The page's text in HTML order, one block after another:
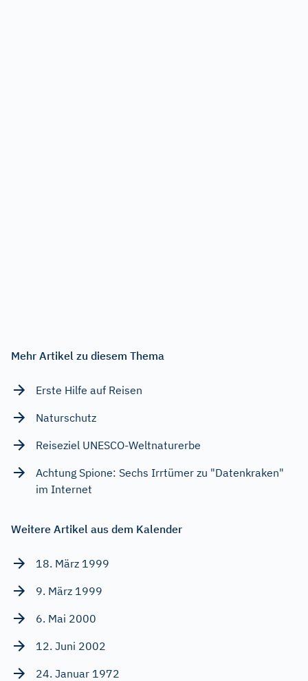
Mehr Artikel zu diesem Thema
Erste Hilfe auf Reisen
Naturschutz
Reiseziel UNESCO-Weltnaturerbe
Achtung Spione: Sechs Irrtümer zu "Datenkraken"
im Internet
Weitere Artikel aus dem Kalender
18. März 1999
9. März 1999
6. Mai 2000
12. Juni 2002
24. Januar 1972